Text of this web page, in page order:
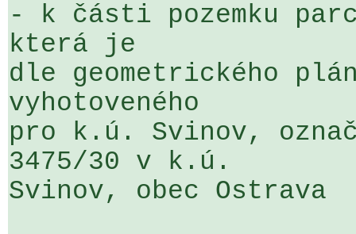
- k části pozemku
která je
dle geometrického
vyhotoveného
pro k.ú. Svinov,
3475/30 v k.ú.
Svinov, obec Ostrava